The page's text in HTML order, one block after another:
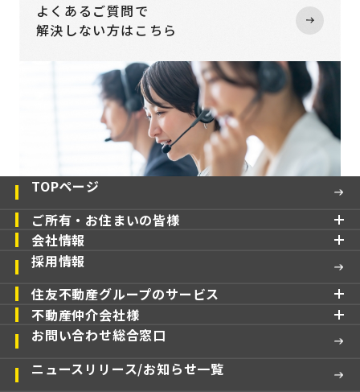
よくあるご質問で
解決しない方はこちら
TOPページ
ご所有・お住まいの皆様
会社情報
採用情報
住友不動産グループのサービス
不動産仲介会社様
お問い合わせ総合窓口
ニュースリリース/お知らせ一覧